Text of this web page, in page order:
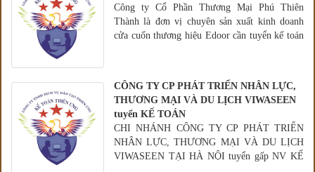
Công ty Cổ Phần Thương Mại Phú Thiên
Thành là đơn vị chuyên sản xuất kinh doanh
cửa cuốn thương hiệu Edoor cần tuyển kế toán
CÔNG TY CP PHÁT TRIỂN NHÂN LỰC,
THƯƠNG MẠI VÀ DU LỊCH VIWASEEN
tuyển KẾ TOÁN
CHI NHÁNH CÔNG TY CP PHÁT TRIỂN
NHÂN LỰC, THƯƠNG MẠI VÀ DU LỊCH
VIWASEEN TẠI HÀ NỘI tuyển gấp NV KẾ